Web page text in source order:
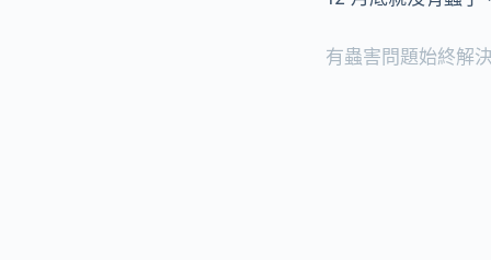
有蟲害問題始終解